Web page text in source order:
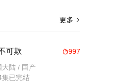
更多 
997
可欺
大陆 / 国产
集已完结